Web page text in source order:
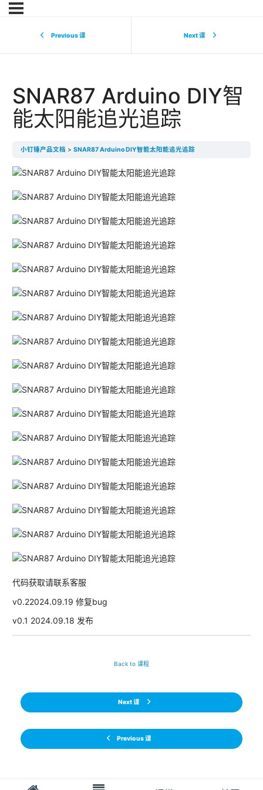
Previous 课 Next 课
SNAR87 Arduino DIY智
能太阳能追光追踪
小钉锤产品文档 SNAR87 Arduino DIY智能太阳能追光追踪
代码获取请联系客服
v0.22024.09.19 修复bug
v0.1 2024.09.18 发布
Previous 课
Back to 课程
Next 课